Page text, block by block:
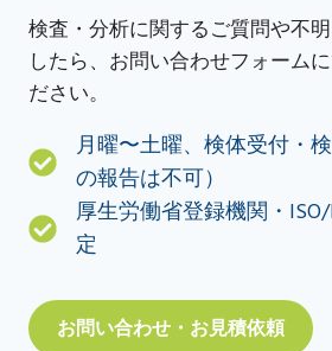
検査・分析に関するご質問や不
したら、お問い合わせフォーム
ださい。
月曜〜土曜、検体受付・
の報告は不可）
厚生労働省登録機関・
定
お問い合わせ・お見積依頼